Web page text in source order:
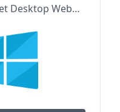
Desktop Web